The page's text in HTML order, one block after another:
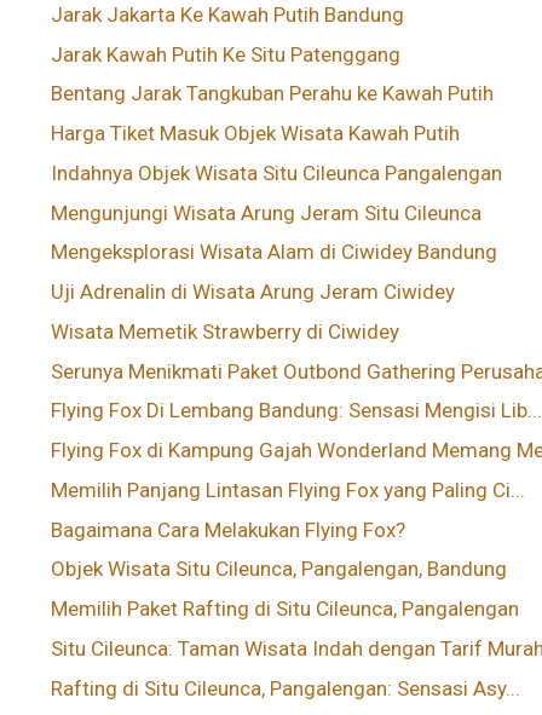
Jarak Jakarta Ke Kawah Putih Bandung
Jarak Kawah Putih Ke Situ Patenggang
Bentang Jarak Tangkuban Perahu ke Kawah Putih
Harga Tiket Masuk Objek Wisata Kawah Putih
Indahnya Objek Wisata Situ Cileunca Pangalengan
Mengunjungi Wisata Arung Jeram Situ Cileunca
Mengeksplorasi Wisata Alam di Ciwidey Bandung
Uji Adrenalin di Wisata Arung Jeram Ciwidey
Wisata Memetik Strawberry di Ciwidey
Serunya Menikmati Paket Outbond Gathering
Flying Fox Di Lembang Bandung: Sensasi Mengisi Lib...
Flying Fox di Kampung Gajah Wonderland Memang
Memilih Panjang Lintasan Flying Fox yang Paling Ci...
Bagaimana Cara Melakukan Flying Fox?
Objek Wisata Situ Cileunca, Pangalengan, Bandung
Memilih Paket Rafting di Situ Cileunca, Pangalengan
Situ Cileunca: Taman Wisata Indah dengan Tarif Murah
Rafting di Situ Cileunca, Pangalengan: Sensasi Asy...